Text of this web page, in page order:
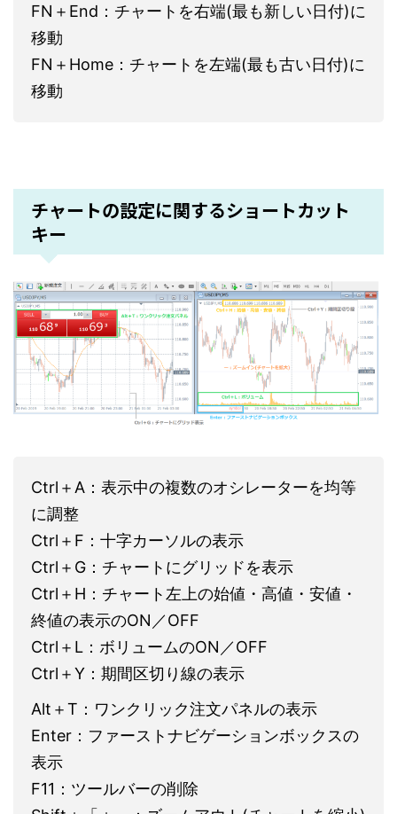
FN＋End：チャートを右端(最も新しい日付)に
移動
FN＋Home：チャートを左端(最も古い日付)に
移動
チャートの設定に関するショートカット
キー
Ctrl＋A：表示中の複数のオシレーターを均等
に調整
Ctrl＋F：十字カーソルの表示
Ctrl＋G：チャートにグリッドを表示
Ctrl＋H：チャート左上の始値・高値・安値・
終値の表示のON／OFF
Ctrl＋L：ボリュームのON／OFF
Ctrl＋Y：期間区切り線の表示
Alt＋T：ワンクリック注文パネルの表示
Enter：ファーストナビゲーションボックスの
表示
F11：ツールバーの削除